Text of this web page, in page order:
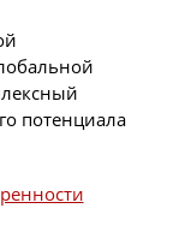
потенциала